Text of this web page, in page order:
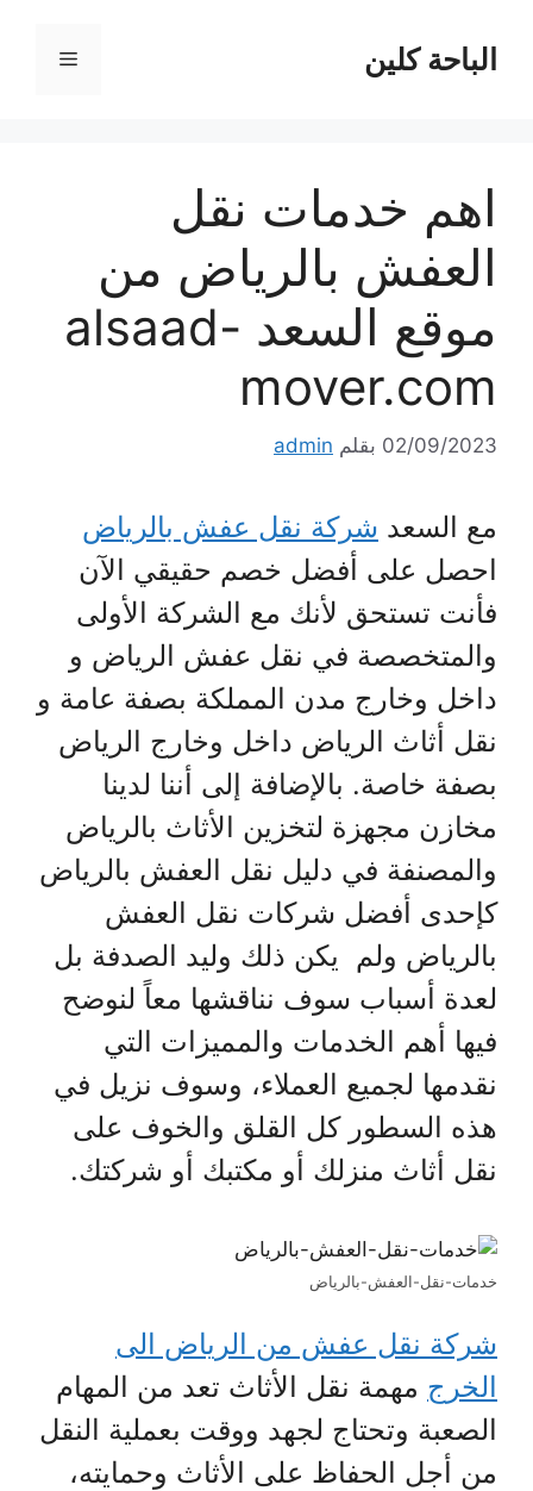
المحتوىالباحة كلين القائمة
اهم خدمات نقل
العفش بالرياض من
موقع السعد alsaad-
mover.com
02/09/2023 بقلم admin
مع السعد شركة نقل عفش بالرياض
احصل على أفضل خصم حقيقي الآن
فأنت تستحق لأنك مع الشركة الأولى
والمتخصصة في نقل عفش الرياض و
داخل وخارج مدن المملكة بصفة عامة و
نقل أثاث الرياض داخل وخارج الرياض
بصفة خاصة. بالإضافة إلى أننا لدينا
مخازن مجهزة لتخزين الأثاث بالرياض
والمصنفة في دليل نقل العفش بالرياض
كإحدى أفضل شركات نقل العفش
بالرياض ولم يكن ذلك وليد الصدفة بل
لعدة أسباب سوف نناقشها معاً لنوضح
فيها أهم الخدمات والمميزات التي
نقدمها لجميع العملاء، وسوف نزيل في
هذه السطور كل القلق والخوف على
نقل أثاث منزلك أو مكتبك أو شركتك.
خدمات-نقل-العفش-بالرياض
شركة نقل عفش من الرياض الى
الخرج مهمة نقل الأثاث تعد من المهام
الصعبة وتحتاج لجهد ووقت بعملية النقل
من أجل الحفاظ على الأثاث وحمايته،